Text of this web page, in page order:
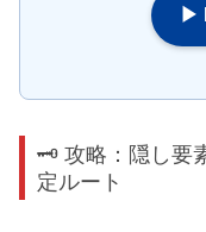
▶
🗝️ 攻略：隠し要
定ルート